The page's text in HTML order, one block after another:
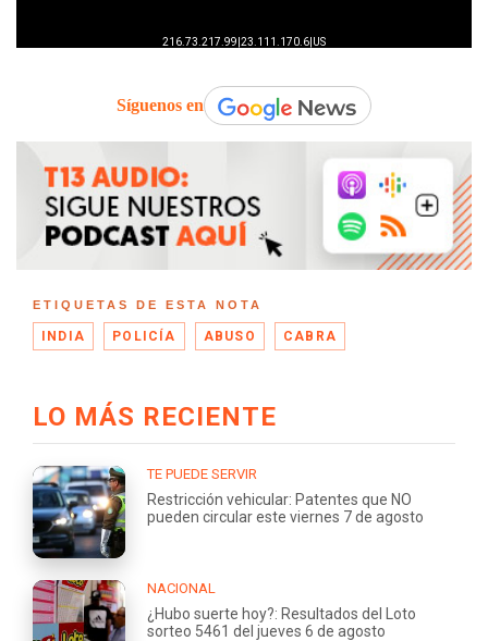
Síguenos en
ETIQUETAS DE ESTA NOTA
INDIA POLICÍA ABUSO CABRA
LO MÁS RECIENTE
TE PUEDE SERVIR
Restricción vehicular: Patentes que NO
pueden circular este viernes 7 de agosto
NACIONAL
¿Hubo suerte hoy?: Resultados del Loto
sorteo 5461 del jueves 6 de agosto